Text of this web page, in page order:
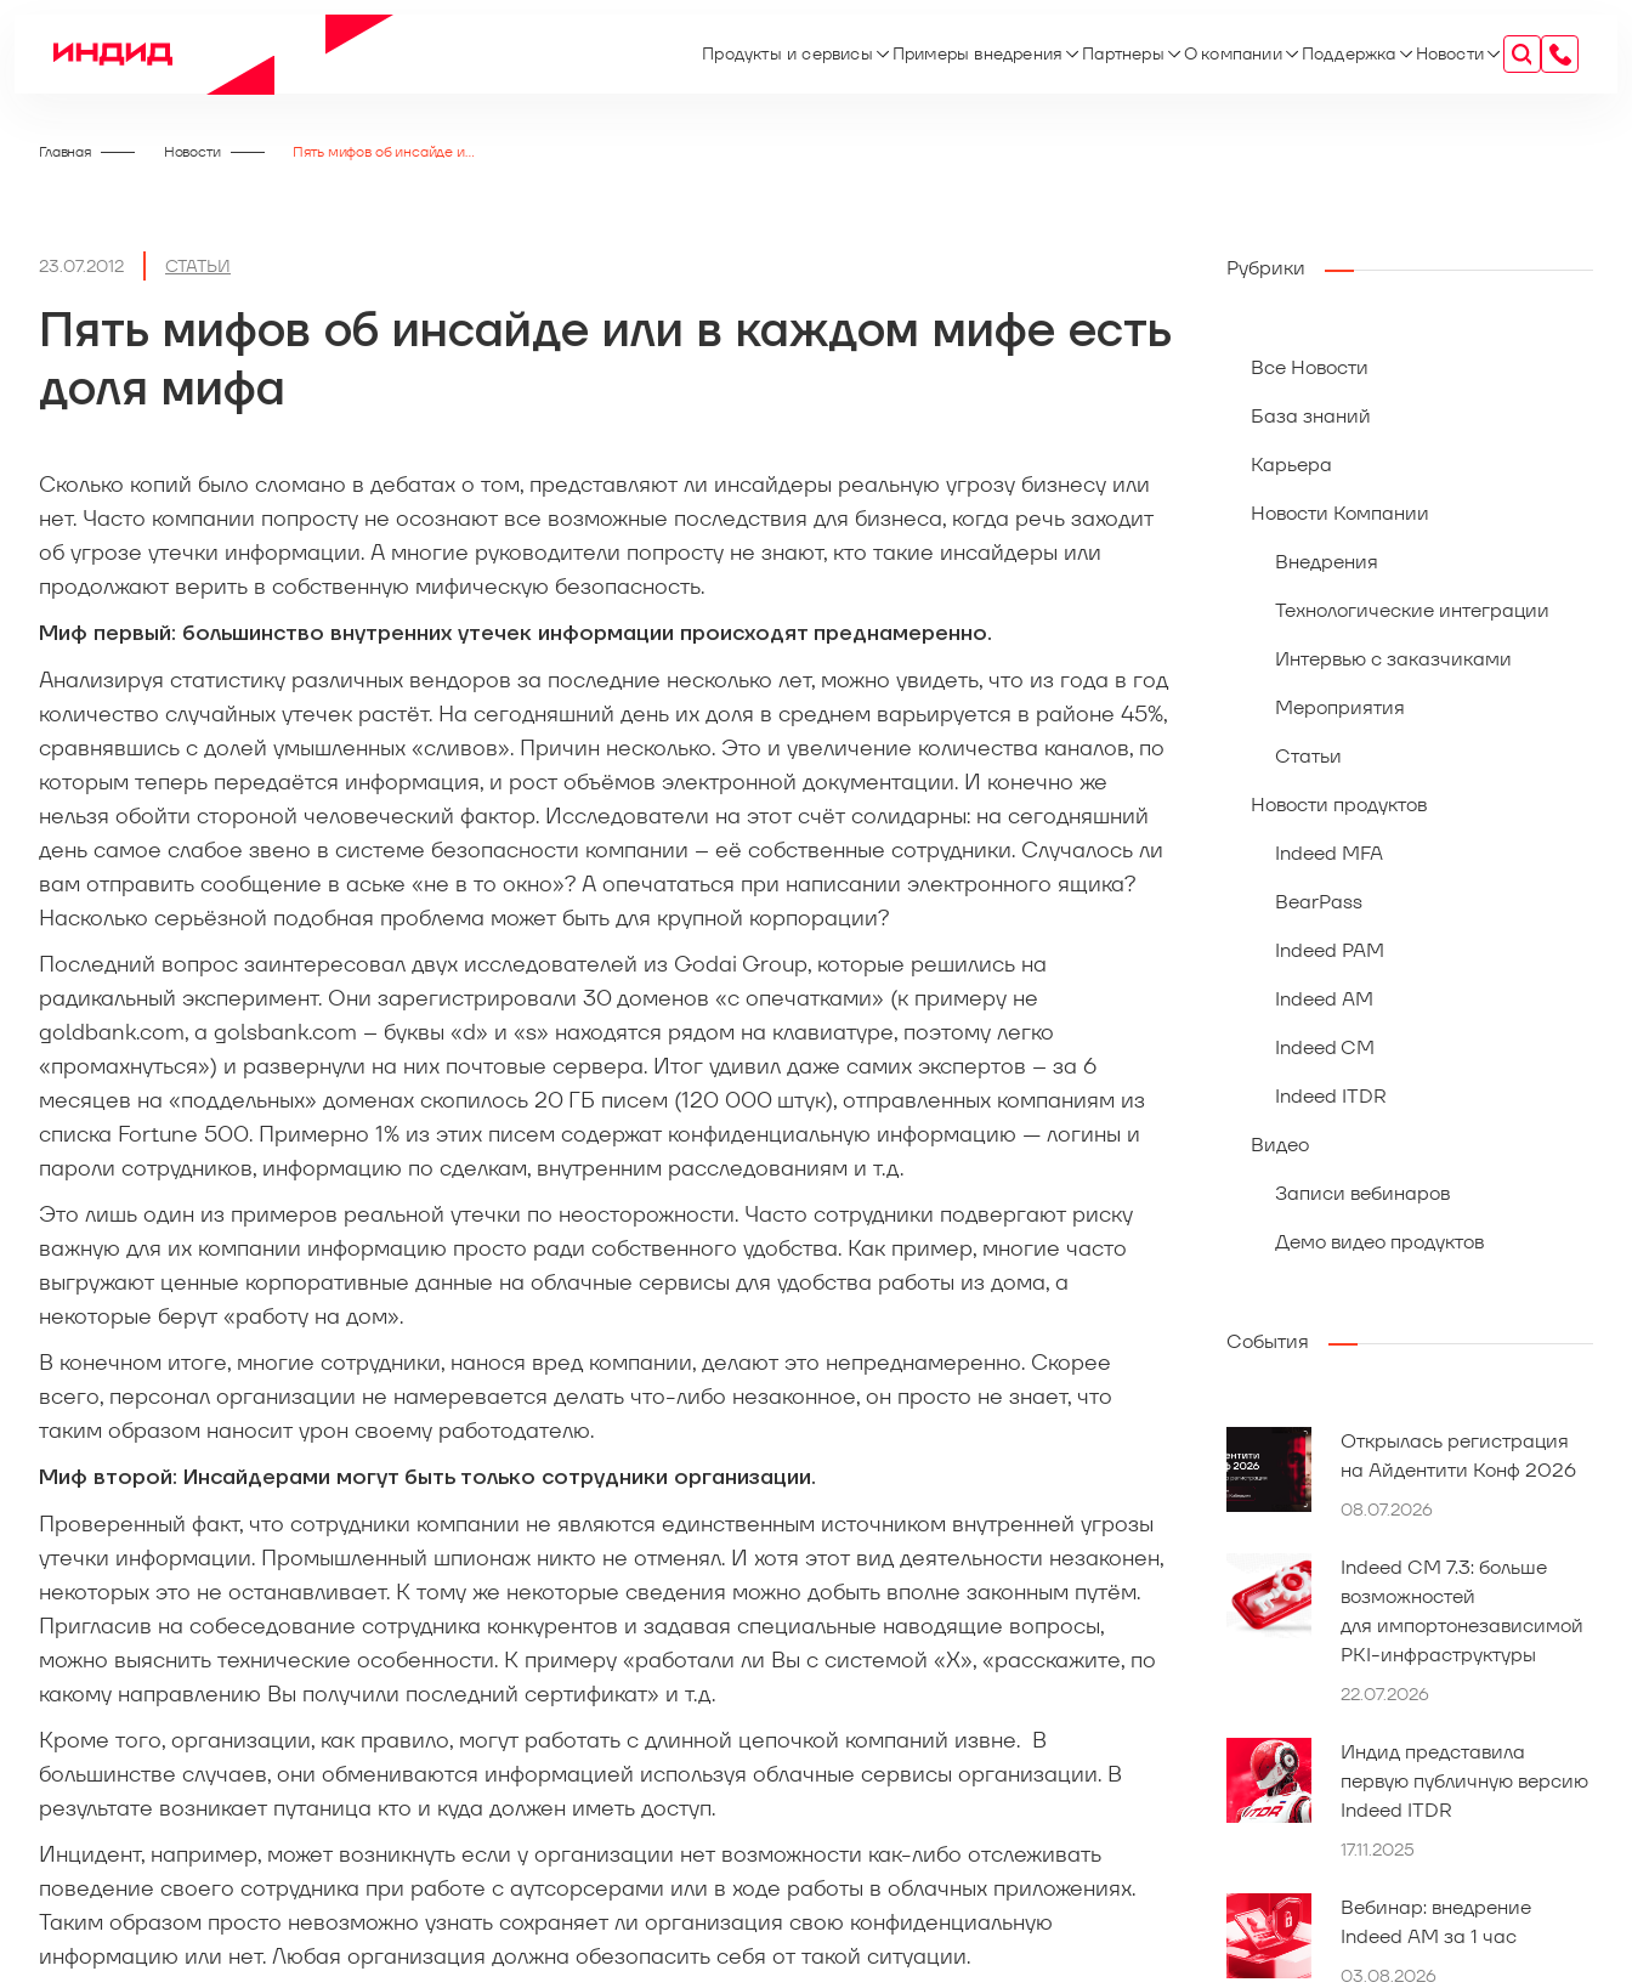
Продукты и сервисы Примеры внедрения Партнеры О компании Поддержка Новости
Главная Новости Пять мифов об инсайде или в каждом мифе есть доля мифа
23.07.2012 СТАТЬИ
Пять мифов об инсайде или в каждом мифе есть
доля мифа
Сколько копий было сломано в дебатах о том, представляют ли инсайдеры реальную угрозу бизнесу или
нет. Часто компании попросту не осознают все возможные последствия для бизнеса, когда речь заходит
об угрозе утечки информации. А многие руководители попросту не знают, кто такие инсайдеры или
продолжают верить в собственную мифическую безопасность.
Миф первый: большинство внутренних утечек информации происходят преднамеренно.
Анализируя статистику различных вендоров за последние несколько лет, можно увидеть, что из года в год
количество случайных утечек растёт. На сегодняшний день их доля в среднем варьируется в районе 45%,
сравнявшись с долей умышленных «сливов». Причин несколько. Это и увеличение количества каналов, по
которым теперь передаётся информация, и рост объёмов электронной документации. И конечно же
нельзя обойти стороной человеческий фактор. Исследователи на этот счёт солидарны: на сегодняшний
день самое слабое звено в системе безопасности компании – её собственные сотрудники. Случалось ли
вам отправить сообщение в аське «не в то окно»? А опечататься при написании электронного ящика?
Насколько серьёзной подобная проблема может быть для крупной корпорации?
Последний вопрос заинтересовал двух исследователей из Godai Group, которые решились на
радикальный эксперимент. Они зарегистрировали 30 доменов «с опечатками» (к примеру не
goldbank.com, а golsbank.com – буквы «d» и «s» находятся рядом на клавиатуре, поэтому легко
«промахнуться») и развернули на них почтовые сервера. Итог удивил даже самих экспертов – за 6
месяцев на «поддельных» доменах скопилось 20 ГБ писем (120 000 штук), отправленных компаниям из
списка Fortune 500. Примерно 1% из этих писем содержат конфиденциальную информацию — логины и
пароли сотрудников, информацию по сделкам, внутренним расследованиям и т.д.
Это лишь один из примеров реальной утечки по неосторожности. Часто сотрудники подвергают риску
важную для их компании информацию просто ради собственного удобства. Как пример, многие часто
выгружают ценные корпоративные данные на облачные сервисы для удобства работы из дома, а
некоторые берут «работу на дом».
В конечном итоге, многие сотрудники, нанося вред компании, делают это непреднамеренно. Скорее
всего, персонал организации не намеревается делать что-либо незаконное, он просто не знает, что
таким образом наносит урон своему работодателю.
Миф второй: Инсайдерами могут быть только сотрудники организации.
Проверенный факт, что сотрудники компании не являются единственным источником внутренней угрозы
утечки информации. Промышленный шпионаж никто не отменял. И хотя этот вид деятельности незаконен,
некоторых это не останавливает. К тому же некоторые сведения можно добыть вполне законным путём.
Пригласив на собеседование сотрудника конкурентов и задавая специальные наводящие вопросы,
можно выяснить технические особенности. К примеру «работали ли Вы с системой «Х», «расскажите, по
какому направлению Вы получили последний сертификат» и т.д.
Кроме того, организации, как правило, могут работать с длинной цепочкой компаний извне. В
большинстве случаев, они обмениваются информацией используя облачные сервисы организации. В
результате возникает путаница кто и куда должен иметь доступ.
Инцидент, например, может возникнуть если у организации нет возможности как-либо отслеживать
поведение своего сотрудника при работе с аутсорсерами или в ходе работы в облачных приложениях.
Таким образом просто невозможно узнать сохраняет ли организация свою конфиденциальную
информацию или нет. Любая организация должна обезопасить себя от такой ситуации.
Рубрики
Все Новости
База знаний
Карьера
Новости Компании
Внедрения
Технологические интеграции
Интервью с заказчиками
Мероприятия
Статьи
Новости продуктов
Indeed MFA
BearPass
Indeed PAM
Indeed AM
Indeed CM
Indeed ITDR
Видео
Записи вебинаров
Демо видео продуктов
События
Открылась регистрация
на Айдентити Конф 2026
08.07.2026
Indeed CM 7.3: больше
возможностей
для импортонезависимой
PKI-инфраструктуры
22.07.2026
Индид представила
первую публичную версию
Indeed ITDR
17.11.2025
Вебинар: внедрение
Indeed AM за 1 час
03.08.2026